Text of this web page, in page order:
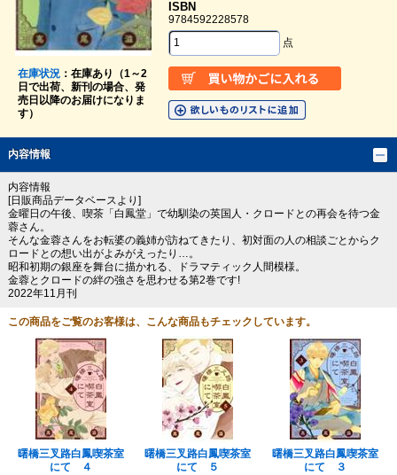
在庫状況：在庫あり（1～2
日で出荷、新刊の場合、発
売日以降のお届けになりま
す）
ISBN
9784592228578
点
内容情報
内容情報
[日販商品データベースより]
金曜日の午後、喫茶「白鳳堂」で幼馴染の英国人・クロードとの再会を待つ金
蓉さん。
そんな金蓉さんをお転婆の義姉が訪ねてきたり、初対面の人の相談ごとからク
ロードとの想い出がよみがえったり…。
昭和初期の銀座を舞台に描かれる、ドラマティック人間模様。
金蓉とクロードの絆の強さを思わせる第2巻です!
2022年11月刊
この商品をご覧のお客様は、こんな商品もチェックしています。
曙橋三叉路白鳳喫茶室
にて ４
曙橋三叉路白鳳喫茶室
にて ５
曙橋三叉路白鳳喫茶室
にて ３